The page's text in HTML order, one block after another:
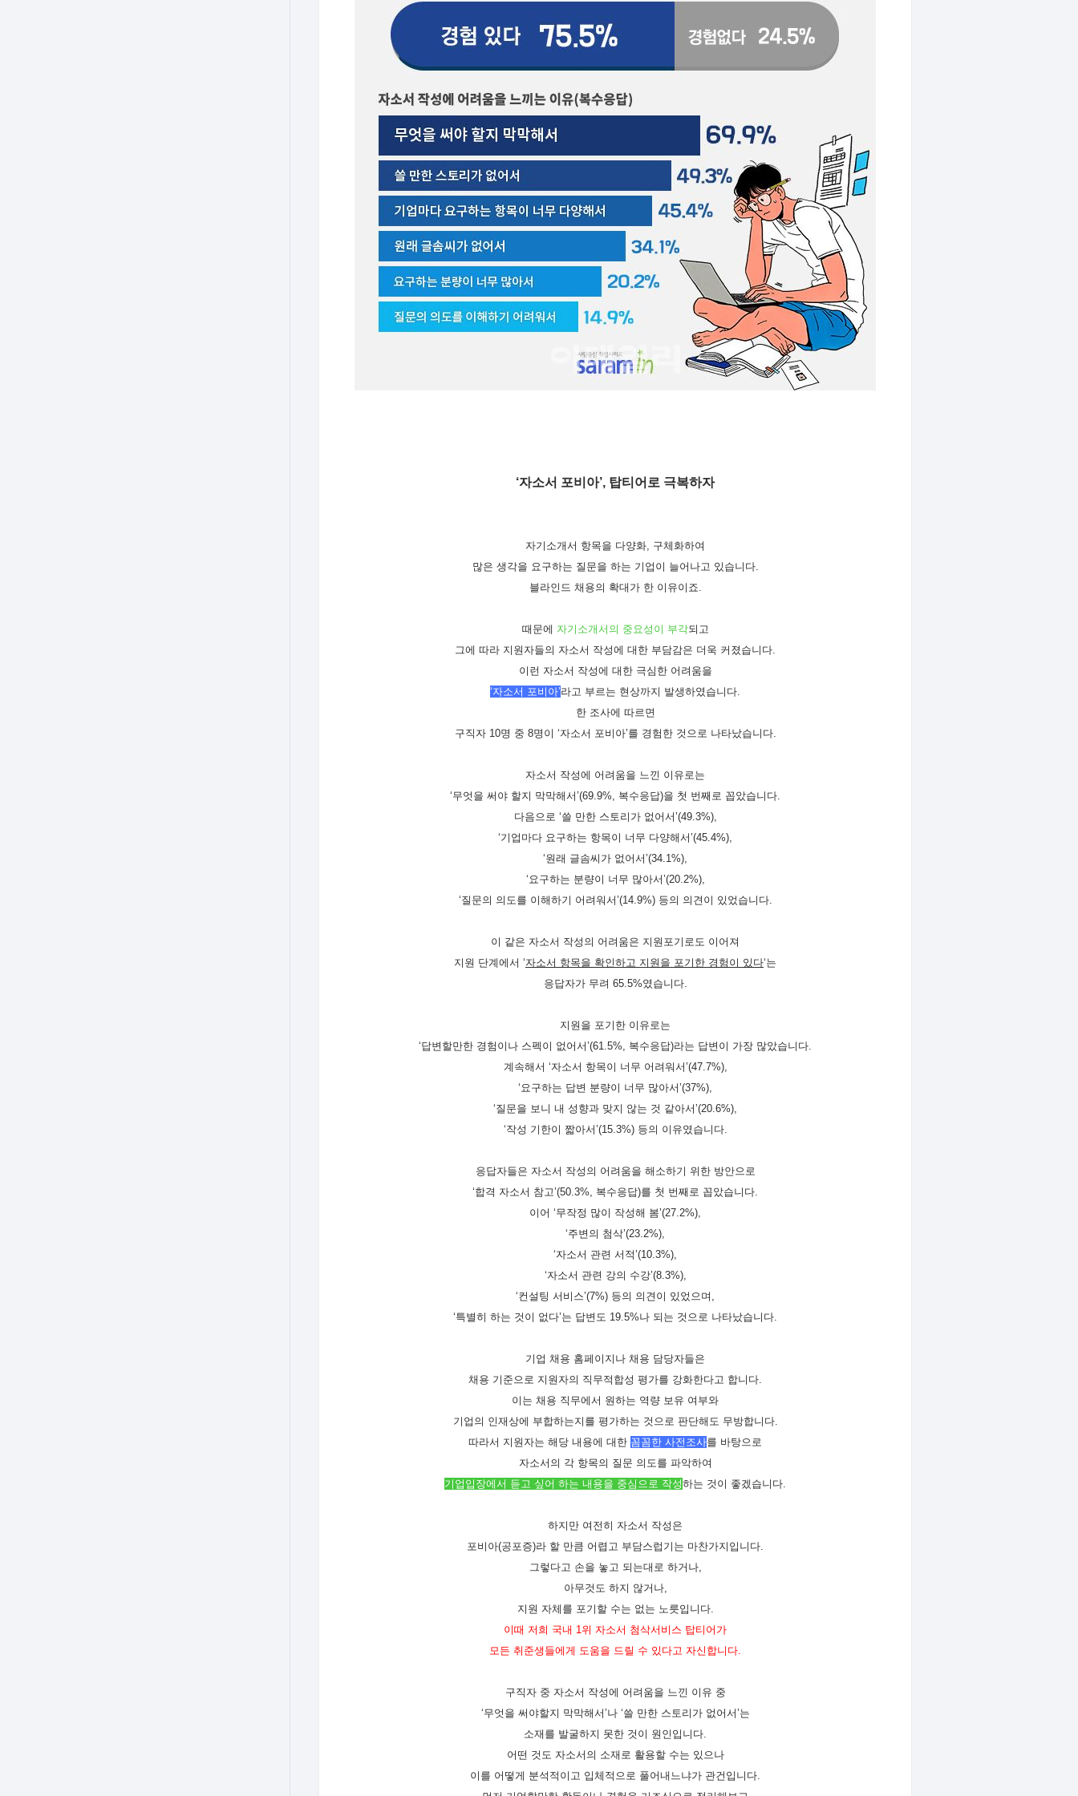
‘자소서 포비아’, 탑티어로 극복하자
자기소개서 항목을 다양화, 구체화하여
많은 생각을 요구하는 질문을 하는 기업이 늘어나고 있습니다.
블라인드 채용의 확대가 한 이유이죠.
때문에 자기소개서의 중요성이 부각되고
그에 따라 지원자들의 자소서 작성에 대한 부담감은 더욱 커졌습니다.
이런 자소서 작성에 대한 극심한 어려움을
‘자소서 포비아’라고 부르는 현상까지 발생하였습니다.
한 조사에 따르면
구직자 10명 중 8명이 ‘자소서 포비아’를 경험한 것으로 나타났습니다.
자소서 작성에 어려움을 느낀 이유로는
‘무엇을 써야 할지 막막해서’(69.9%, 복수응답)을 첫 번째로 꼽았습니다.
다음으로 ‘쓸 만한 스토리가 없어서’(49.3%),
‘기업마다 요구하는 항목이 너무 다양해서’(45.4%),
‘원래 글솜씨가 없어서’(34.1%),
‘요구하는 분량이 너무 많아서’(20.2%),
‘질문의 의도를 이해하기 어려워서’(14.9%) 등의 의견이 있었습니다.
이 같은 자소서 작성의 어려움은 지원포기로도 이어져
지원 단계에서 ‘자소서 항목을 확인하고 지원을 포기한 경험이 있다‘는
응답자가 무려 65.5%였습니다.
지원을 포기한 이유로는
‘답변할만한 경험이나 스펙이 없어서’(61.5%, 복수응답)라는 답변이 가장 많았습니다.
계속해서 ‘자소서 항목이 너무 어려워서’(47.7%),
‘요구하는 답변 분량이 너무 많아서’(37%),
‘질문을 보니 내 성향과 맞지 않는 것 같아서’(20.6%),
‘작성 기한이 짧아서’(15.3%) 등의 이유였습니다.
응답자들은 자소서 작성의 어려움을 해소하기 위한 방안으로
‘합격 자소서 참고’(50.3%, 복수응답)를 첫 번째로 꼽았습니다.
이어 ‘무작정 많이 작성해 봄’(27.2%),
‘주변의 첨삭’(23.2%),
‘자소서 관련 서적’(10.3%),
‘자소서 관련 강의 수강’(8.3%),
‘컨설팅 서비스’(7%) 등의 의견이 있었으며 ,
‘특별히 하는 것이 없다’는 답변도 19.5%나 되는 것으로 나타났습니다.
기업 채용 홈페이지나 채용 담당자들은
채용 기준으로 지원자의 직무적합성 평가를 강화한다고 합니다.
이는 채용 직무에서 원하는 역량 보유 여부와
기업의 인재상에 부합하는지를 평가하는 것으로 판단해도 무방합니다.
따라서 지원자는 해당 내용에 대한 꼼꼼한 사전조사를 바탕으로
자소서의 각 항목의 질문 의도를 파악하여
기업입장에서 듣고 싶어 하는 내용을 중심으로 작성하는 것이 좋겠습니다.
하지만 여전히 자소서 작성은
포비아(공포증)라 할 만큼 어렵고 부담스럽기는 마찬가지입니다.
그렇다고 손을 놓고 되는대로 하거나,
아무것도 하지 않거나,
지원 자체를 포기할 수는 없는 노릇입니다.
이때 저희 국내 1위 자소서 첨삭서비스 탑티어가
모든 취준생들에게 도움을 드릴 수 있다고 자신합니다.
구직자 중 자소서 작성에 어려움을 느낀 이유 중
‘무엇을 써야할지 막막해서’나 ‘쓸 만한 스토리가 없어서’는
소재를 발굴하지 못한 것이 원인입니다.
어떤 것도 자소서의 소재로 활용할 수는 있으나
이를 어떻게 분석적이고 입체적으로 풀어내느냐가 관건입니다.